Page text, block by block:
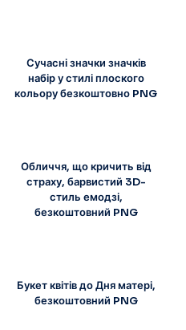
Сучасні значки значків
набір у стилі плоского
кольору безкоштовно PNG
Обличчя, що кричить від
страху, барвистий 3D-
стиль емодзі,
безкоштовний PNG
Букет квітів до Дня матері,
безкоштовний PNG